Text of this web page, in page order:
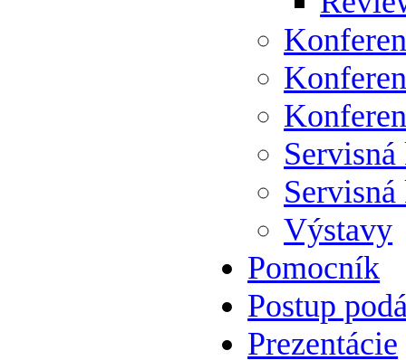
Výstavy
Pomocník
Postup
Prezentácie